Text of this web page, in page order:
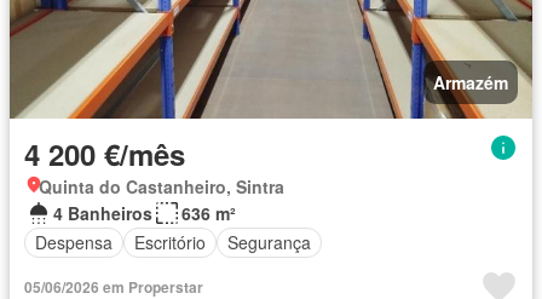
Armazém
4 200 €/mês
Quinta do Castanheiro, Sintra
4 Banheiros
636 m²
Despensa
Escritório Segurança
05/06/2026 em Properstar